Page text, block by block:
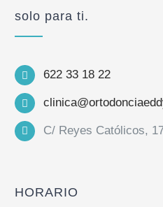
solo para ti.
622 33 18 22
C/ Reyes Católicos,
HORARIO